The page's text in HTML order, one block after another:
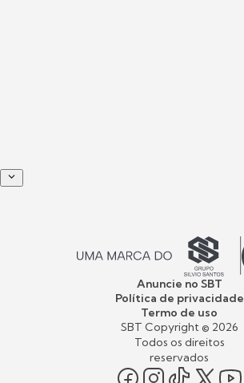
Anuncie no SBT
Política de privacidade
Termo de uso
SBT Copyright © 2026
Todos os direitos
reservados